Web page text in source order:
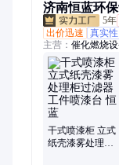
济南恒蓝环
5年
出价迅速
真实
主营： 催化燃烧
淋塔、布袋除尘
干式喷漆柜 立式
纸壳漆雾处理柜